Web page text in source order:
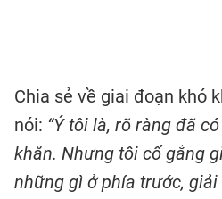
Chia sẻ về giai đoạn khó
nói: “Ý tôi là, rõ ràng đã
khăn. Nhưng tôi cố gắng
những gì ở phía trước,